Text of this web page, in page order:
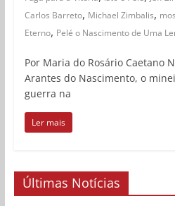
Carlos Barreto, Michael Zimbalis,
Eterno, Pelé o Nascimento de Uma
Por Maria do Rosário Caetano
Arantes do Nascimento, o
guerra na
Ler mais
Últimas Notícias